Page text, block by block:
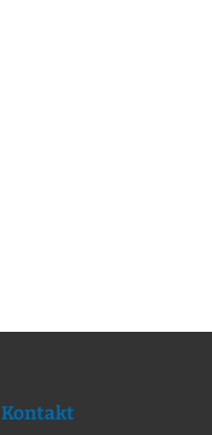
Kontakt